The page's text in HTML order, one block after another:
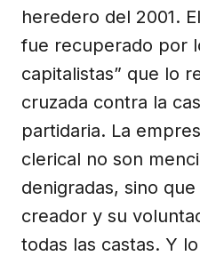
heredero del 2001.
fue recuperado por
capitalistas” que lo
cruzada contra la
partidaria. La
clerical no son
denigradas, sino que
creador y su
todas las castas. Y